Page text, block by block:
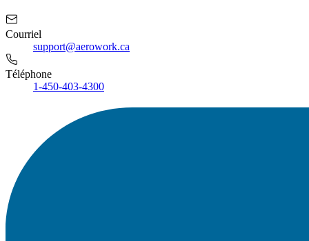
Courriel
support@aerowork.ca
Téléphone
1-450-403-4300